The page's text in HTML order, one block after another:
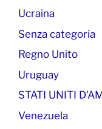
Ucraina
Senza categoria
Regno Unito
Uruguay
STATI UNITI
Venezuela